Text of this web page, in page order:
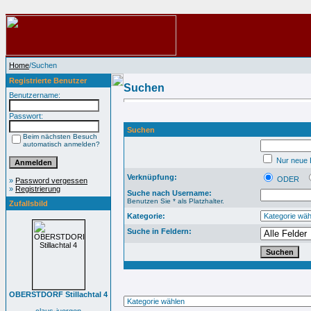
Home/Suchen
Registrierte Benutzer
Benutzername:
Passwort:
Beim nächsten Besuch
automatisch anmelden?
» Password vergessen
» Registrierung
Zufallsbild
OBERSTDORF Stillachtal 4
Suchen
Suchen
Nur neue
Verknüpfung:
ODER
Suche nach Username:
Benutzen Sie * als Platzhalter.
Kategorie:
Suche in Feldern: